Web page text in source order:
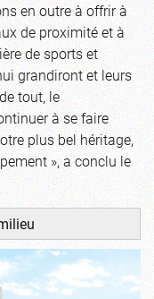
en outre à offrir à
de proximité et à
de sports et
grandiront et leurs
tout, le
à se faire
plus bel héritage,
», a conclu le